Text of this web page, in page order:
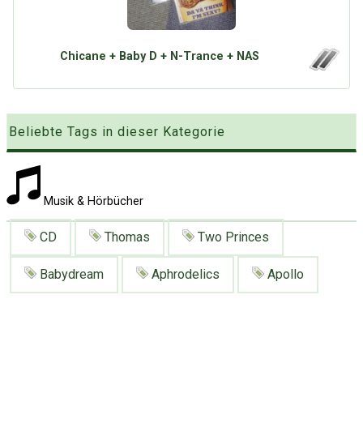
Google
Presse News
Suchanfragen
Chicane + Baby D + N-Trance + NAS
Beliebte Tags in dieser Kategorie
Musik & Hörbücher
CD Thomas Two Princes
Babydream Aphrodelics Apollo